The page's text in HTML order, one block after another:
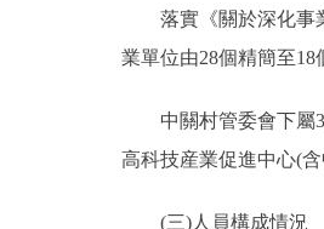
落實《關於深化事業
業單位由28個精簡至18
中關村管委會下屬3
高科技産業促進中心(
(三)人員構成情況